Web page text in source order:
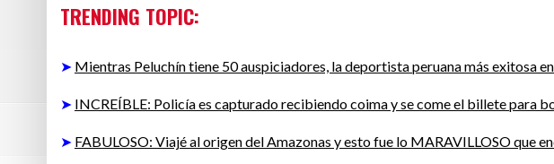
TRENDING TOPIC:
➤ Mientras Peluchín tiene 50 auspiciadores, la deportista peruana más exitosa
➤ INCREÍBLE: Policía es capturado recibiendo coima y se come el billete para
➤ FABULOSO: Viajé al origen del Amazonas y esto fue lo MARAVILLOSO que